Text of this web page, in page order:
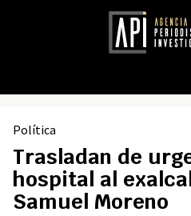
Política
Trasladan de
hospital al
Samuel Moreno